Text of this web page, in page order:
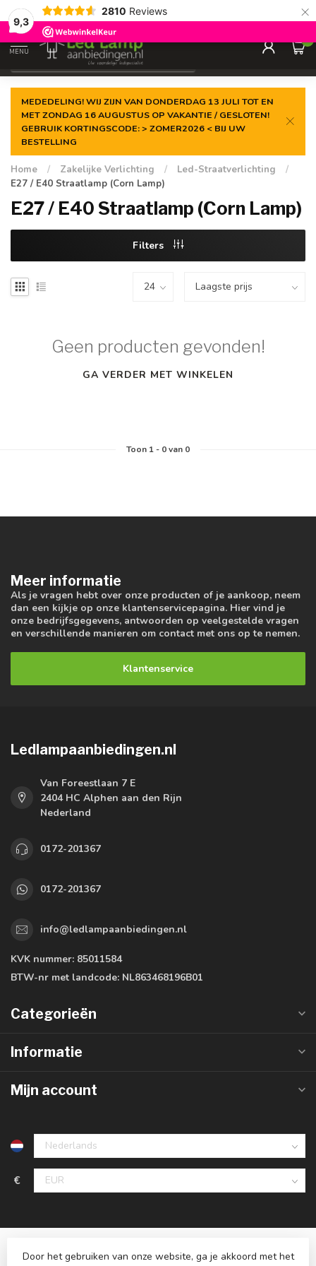
9,3
2810 Reviews ×
Gegarandeerde delaagste prijs
MENU
0
MEDEDELING! WIJ ZIJN VAN DONDERDAG 13 JULI TOT EN
MET ZONDAG 16 AUGUSTUS OP VAKANTIE / GESLOTEN!
GEBRUIK KORTINGSCODE: > ZOMER2026 < BIJ UW
BESTELLING
Home / Zakelijke Verlichting / Led-Straatverlichting
/
E27 / E40 Straatlamp (Corn Lamp)
E27 / E40 Straatlamp (Corn Lamp)
Filters
Geen producten gevonden!
GA VERDER MET WINKELEN
Toon 1- 0van 0
Meer informatie
Als je vragen hebt over onze producten of je aankoop, neem
dan een kijkje op onze klantenservicepagina. Hier vind je
onze bedrijfsgegevens, antwoorden op veelgestelde vragen
en verschillende manieren om contact met ons op te nemen.
Klantenservice
Ledlampaanbiedingen.nl
Van Foreestlaan 7 E
2404 HC Alphen aan den Rijn
Nederland
0172-201367
0172-201367
info@ledlampaanbiedingen.nl
KVK nummer: 85011584
BTW-nr met landcode: NL863468196B01
Categorieën
Informatie
Mijn account
€
Door het gebruiken van onze website, ga je akkoord met het